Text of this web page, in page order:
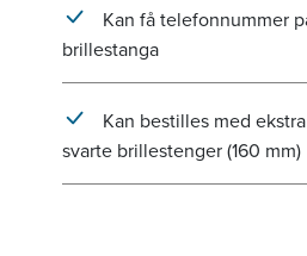
Kan få telefonnummer
brillestanga
Kan bestilles med
svarte brillestenger (160 mm)